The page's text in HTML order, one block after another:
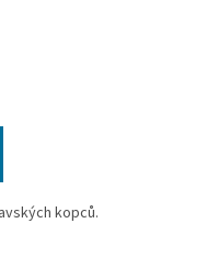
kopců.